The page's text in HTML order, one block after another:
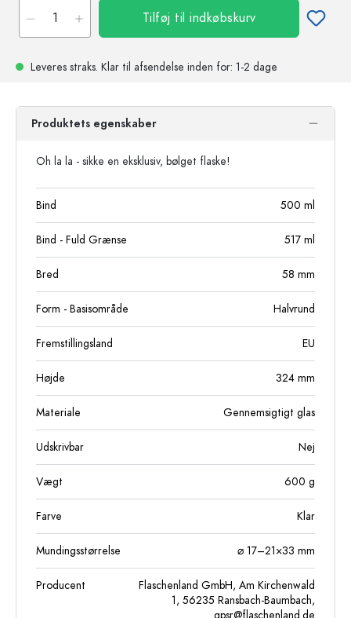
Tilføj til indkøbskurv
Leveres straks. Klar til afsendelse inden for: 1-2 dage
Produktets egenskaber
Oh la la - sikke en eksklusiv, bølget flaske!
Bind 500 ml
Bind - Fuld Grænse 517 ml
Bred 58 mm
Form - Basisområde Halvrund
Fremstillingsland EU
Højde 324 mm
Materiale Gennemsigtigt glas
Udskrivbar Nej
Vægt 600 g
Farve Klar
Mundingsstørrelse ⌀ 17–21×33 mm
Producent
Flaschenland GmbH, Am Kirchenwald
1, 56235 Ransbach-Baumbach,